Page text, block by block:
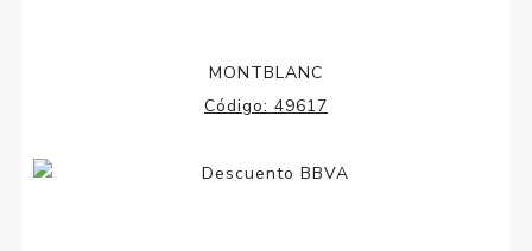
MONTBLANC
Código: 49617